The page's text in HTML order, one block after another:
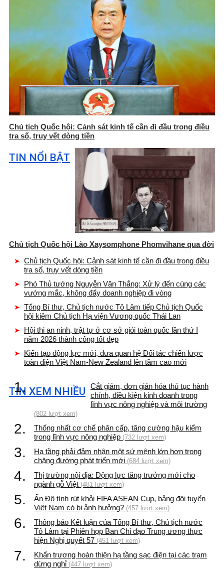
Chủ tịch Quốc hội: Cảnh sát kinh tế cần đi đầu trong điều
tra số, truy vết dòng tiền
TIN NỔI BẬT
Chủ tịch Quốc hội Lào Xaysomphone Phomvihane qua đời
Chủ tịch Quốc hội: Cảnh sát kinh tế cần đi đầu trong điều
tra số, truy vết dòng tiền
Phó Thủ tướng Nguyễn Văn Thắng: Xử lý đến cùng các
vướng mắc, không đẩy doanh nghiệp đi vòng
Tổng Bí thư, Chủ tịch nước Tô Lâm tiếp Chủ tịch Quốc
hội kiêm Chủ tịch Hạ viện Vương quốc Thái Lan
Hội thi an ninh, trật tự ở cơ sở giỏi toàn quốc lần thứ I
năm 2026 thành công tốt đẹp
Kiến tạo động lực mới, đưa quan hệ Đối tác chiến lược
toàn diện Việt Nam-New Zealand lên tầm cao mới
TIN XEM NHIỀU
1.
Cắt giảm, đơn giản hóa thủ tục hành
chính, điều kiện kinh doanh trong
lĩnh vực nông nghiệp và môi trường
(802 lượt xem)
2.
Thống nhất cơ chế phân cấp, tăng cường hậu kiểm
trong lĩnh vực nông nghiệp (732 lượt xem)
3.
Hạ tầng phải đảm nhận một sứ mệnh lớn hơn trong
chặng đường phát triển mới (684 lượt xem)
4.
Thị trường nội địa: Động lực tăng trưởng mới cho
ngành gỗ Việt (481 lượt xem)
5.
Ấn Độ tính rút khỏi FIFA ASEAN Cup, bảng đội tuyển
Việt Nam có bị ảnh hưởng? (457 lượt xem)
6.
Thông báo Kết luận của Tổng Bí thư, Chủ tịch nước
Tô Lâm tại Phiên họp Ban Chỉ đạo Trung ương thực
hiện Nghị quyết 57 (451 lượt xem)
7.
Khẩn trương hoàn thiện hạ tầng sạc điện tại các trạm
dừng nghỉ (447 lượt xem)